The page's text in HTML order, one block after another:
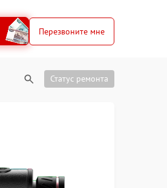
Перезвоните мне
Статус ремонта